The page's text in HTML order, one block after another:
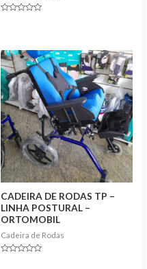
5
CADEIRA DE RODAS TP –
LINHA POSTURAL –
ORTOMOBIL
Cadeira de Rodas